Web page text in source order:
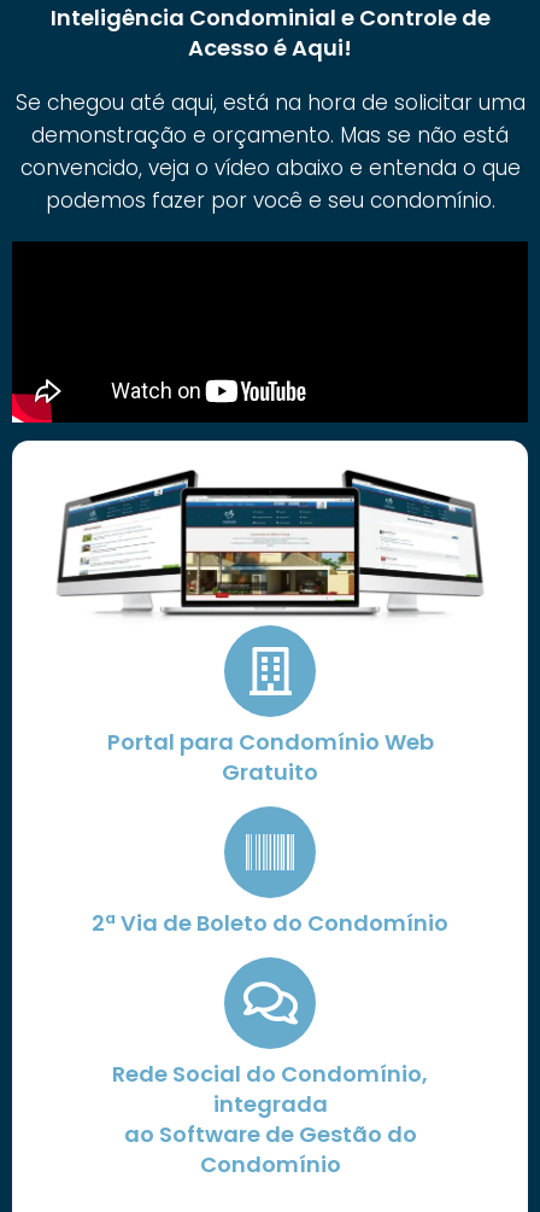
Inteligência Condominial e Controle de
Acesso é Aqui!
Se chegou até aqui, está na hora de solicitar uma
demonstração e orçamento. Mas se não está
convencido, veja o vídeo abaixo e entenda o que
podemos fazer por você e seu condomínio.
Portal para Condomínio Web
Gratuito
2ª Via de Boleto do Condomínio
Rede Social do Condomínio,
integrada
ao Software de Gestão do
Condomínio